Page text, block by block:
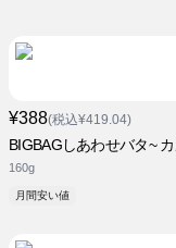
¥388(税込¥419.04)
BIGBAGしあわせバタ~
160g
月間安い値